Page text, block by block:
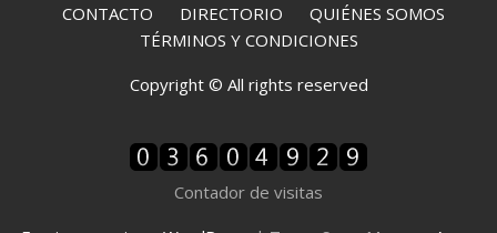
CONTACTO DIRECTORIO QUIÉNES SOMOS
TÉRMINOS Y CONDICIONES
Copyright © All rights reserved
Contador de visitas